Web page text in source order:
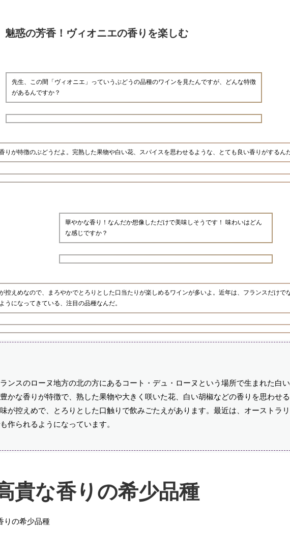
魅惑の芳香！ヴィオニエの香りを楽しむ
先生、この間「ヴィオニエ」っていうぶどうの品種のワインを見たんですが、どんな特徴
があるんですか？
りが特徴のぶどうだよ。完熟した果物や白い花、スパイスを思わせるような、とても良い香りがするんだ
華やかな香り！なんだか想像しただけで美味しそうです！ 味わいはどん
な感じですか？
控えめなので、まろやかでとろりとした口当たりが楽しめるワインが多いよ。近年は、フランスだけで
になってきている、注目の品種なんだ。
ンスのローヌ地方の北の方にあるコート・デュ・ローヌという場所で生まれた白
かな香りが特徴で、熟した果物や大きく咲いた花、白い胡椒などの香りを思わせ
が控えめで、とろりとした口触りで飲みごたえがあります。最近は、オーストラ
作られるようになっています。
貴な香りの希少品種